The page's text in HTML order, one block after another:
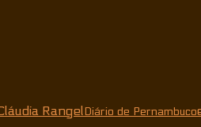
RangelDiário de Pernambuco